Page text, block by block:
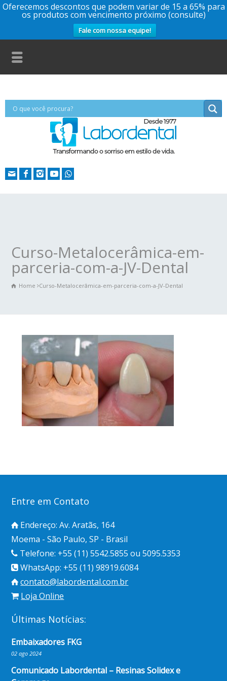
Oferecemos descontos que podem variar de 15 a 65% para
os produtos com vencimento próximo (consulte)
Fale com nossa equipe!
Curso-Metalocerâmica-em-
parceria-com-a-JV-Dental
Home Curso-Metalocerâmica-em-parceria-com-a-JV-Dental
Entre em Contato
Endereço: Av. Aratãs, 164
Moema - São Paulo, SP - Brasil
Telefone: +55 (11) 5542.5855 ou 5095.5353
WhatsApp: +55 (11) 98919.6084
contato@labordental.com.br
Loja Online
Últimas Notícias:
Embaixadores FKG
02 ago 2024
Comunicado Labordental – Resinas Solidex e